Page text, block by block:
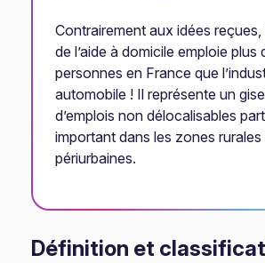
Contrairement aux idées
de l’aide à domicile emploie plus
personnes en France que
automobile ! Il représente un
d’emplois non délocalisables
important dans les zones rurales
périurbaines.
Définition et